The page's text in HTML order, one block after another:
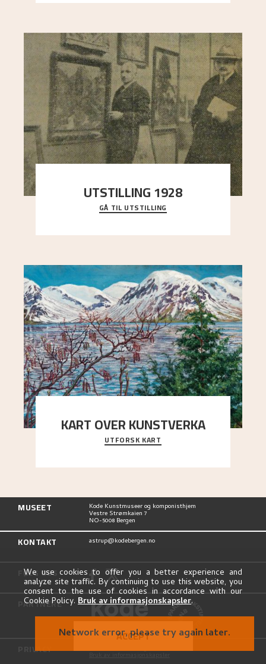
UTSTILLING 1928
Då Astrup døydde i 1928, tok vennene Moritz
Kaland og Simon Thorbjørnsen initiativ til å
GÅ TIL UTSTILLING
KART OVER KUNSTVERKA
Utforsk stedene og utsiktene i Astrups malerier
UTFORSK KART
MUSEET Kode Kunstmuseer og komponisthjem
Vestre Strømkaien 7
NO-5008 Bergen
KONTAKT astrup@kodebergen.no
FØLG OSS
PARTNERE
PRIVACY Personvernerklæring
We use cookies to offer you a better experience and
analyze site traffic. By continuing to use this website, you
consent to the use of cookies in accordance with our
Cookie Policy. Bruk av informasjonskapsler.
ACCEPT
Network error, please try again later.